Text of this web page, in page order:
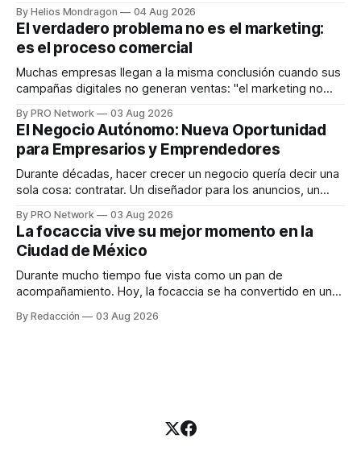
dispositivos inteligentes, inteligencia artificial y monitoreo
en tiempo real para ayudar a las personas a tomar mejores
decisiones sobre su salud metabólica. Su propuesta busca
responder
By Helios Mondragon 04 Aug 2026
El verdadero problema no es el marketing:
es el proceso comercial
Muchas empresas llegan a la misma conclusión cuando sus
campañas digitales no generan ventas: "el marketing no
INTERIUS, el problema suele estar en otro lugar. Durante
una entrevista para el podcast SER PRO, el especialista en
marketing digital explicó que
By PRO Network 03 Aug 2026
El Negocio Autónomo: Nueva Oportunidad
para Empresarios y Emprendedores
Durante décadas, hacer crecer un negocio quería decir una
sola cosa: contratar. Un diseñador para los anuncios, un
para los textos, alguien que supiera de publicidad digital
para encontrar prospectos, un vendedor para atender
llamadas y mensajes, y —con suerte— una persona
By PRO Network 03 Aug 2026
La focaccia vive su mejor momento en la
Ciudad de México
Durante mucho tiempo fue vista como un pan de
acompañamiento. Hoy, la focaccia se ha convertido en uno
artesanal, ingredientes de calidad y experiencias que
By Redacción 03 Aug 2026